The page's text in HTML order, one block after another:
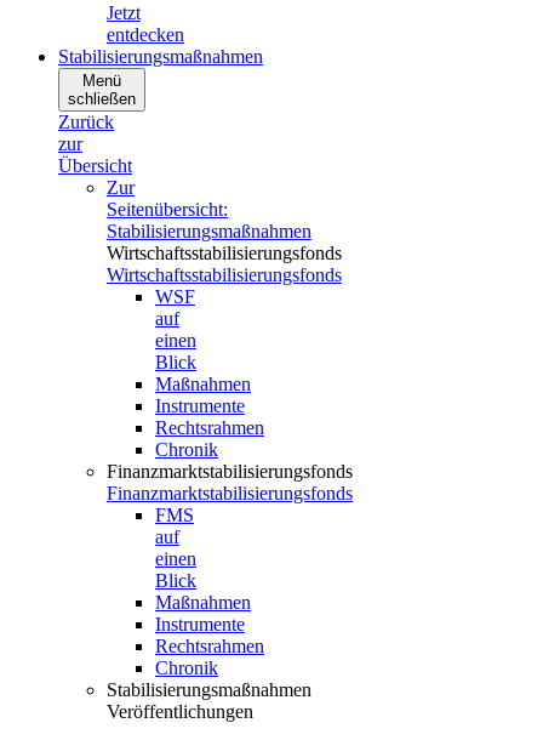
Jetzt
entdecken
Stabilisierungsmaßnahmen
Menü
schließen
Zurück
zur
Übersicht
Zur
Seitenübersicht:
Stabilisierungsmaßnahmen
Wirtschaftsstabilisierungsfonds
Wirtschaftsstabilisierungsfonds
WSF
auf
einen
Blick
Maßnahmen
Instrumente
Rechtsrahmen
Chronik
Finanzmarktstabilisierungsfonds
Finanzmarktstabilisierungsfonds
FMS
auf
einen
Blick
Maßnahmen
Instrumente
Rechtsrahmen
Chronik
Stabilisierungsmaßnahmen
Veröffentlichungen